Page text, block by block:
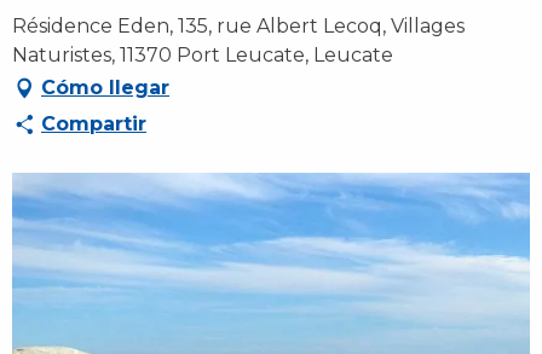
Résidence Eden, 135, rue Albert Lecoq, Villages
Naturistes, 11370 Port Leucate, Leucate
Cómo llegar
Compartir